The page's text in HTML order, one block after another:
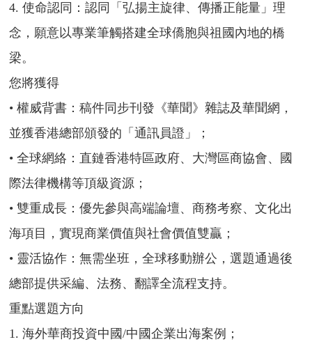
4. 使命認同：認同「弘揚主旋律、傳播正能量」理
念，願意以專業筆觸搭建全球僑胞與祖國內地的橋
梁。
您將獲得
• 權威背書：稿件同步刊發《華聞》雜誌及華聞網，
並獲香港總部頒發的「通訊員證」；
• 全球網絡：直鏈香港特區政府、大灣區商協會、國
際法律機構等頂級資源；
• 雙重成長：優先參與高端論壇、商務考察、文化出
海項目，實現商業價值與社會價值雙贏；
• 靈活協作：無需坐班，全球移動辦公，選題通過後
總部提供采編、法務、翻譯全流程支持。
重點選題方向
1. 海外華商投資中國/中國企業出海案例；